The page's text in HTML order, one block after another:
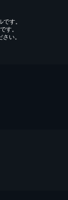
す。
す。
い。